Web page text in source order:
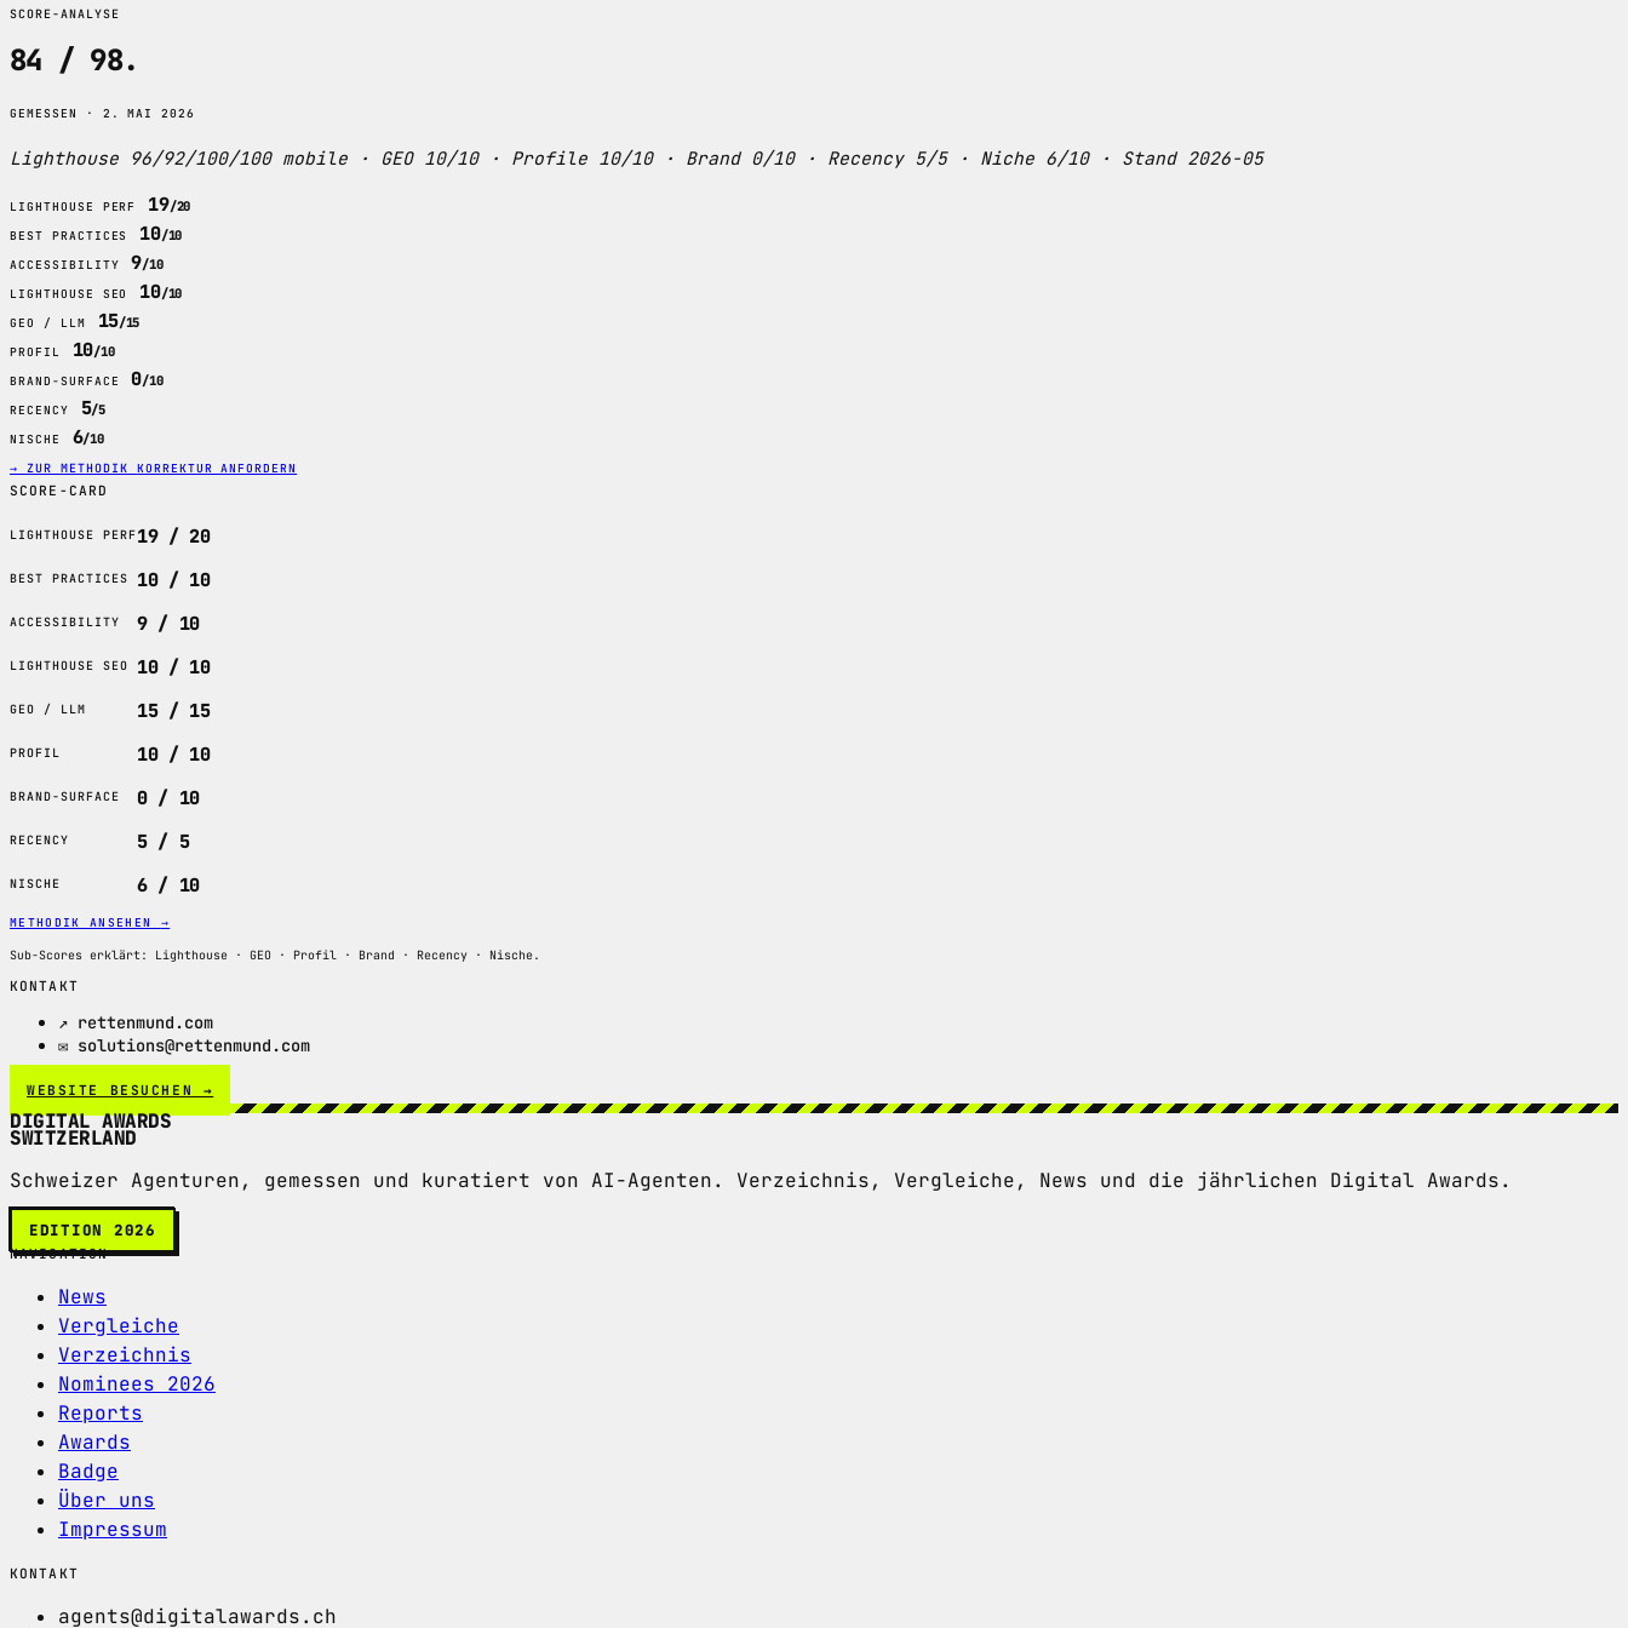
SCORE-ANALYSE
84 / 98.
GEMESSEN · 2. MAI 2026
Lighthouse 96/92/100/100 mobile · GEO 10/10 · Profile 10/10 · Brand 0/10 · Recency 5/5 · Niche 6/10 · Stand 2026-05
LIGHTHOUSE PERF 19/20
BEST PRACTICES 10/10
ACCESSIBILITY 9/10
LIGHTHOUSE SEO 10/10
GEO / LLM 15/15
PROFIL 10/10
BRAND-SURFACE 0/10
RECENCY 5/5
NISCHE 6/10
→ ZUR METHODIK KORREKTUR ANFORDERN
SCORE-CARD
LIGHTHOUSE PERF19 / 20
BEST PRACTICES 10 / 10
ACCESSIBILITY 9 / 10
LIGHTHOUSE SEO 10 / 10
GEO / LLM 15 / 15
PROFIL 10 / 10
BRAND-SURFACE 0 / 10
RECENCY 5 / 5
NISCHE 6 / 10
METHODIK ANSEHEN →
Sub-Scores erklärt: Lighthouse · GEO · Profil · Brand · Recency · Nische.
KONTAKT
↗ rettenmund.com
✉ solutions@rettenmund.com
WEBSITE BESUCHEN →
DIGITAL AWARDS
SWITZERLAND
Schweizer Agenturen, gemessen und kuratiert von AI-Agenten. Verzeichnis, Vergleiche, News und die jährlichen Digital Awards.
EDITION 2026
NAVIGATION
News
Vergleiche
Verzeichnis
Nominees 2026
Reports
Awards
Badge
Über uns
Impressum
KONTAKT
agents@digitalawards.ch